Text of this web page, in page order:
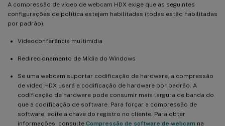
A compressão de vídeo de webcam HDX exige que as seguintes
configurações de política estejam habilitadas (todas estão habilitadas
por padrão).
Videoconferência multimídia
Redirecionamento de Mídia do Windows
Se uma webcam suportar codificação de hardware, a compressão
de vídeo HDX usará a codificação de hardware por padrão. A
codificação de hardware pode consumir mais largura de banda do
que a codificação de software. Para forçar a compressão de
software, edite a chave do registro no cliente. Para obter
informações, consulte Compressão de software de webcam na